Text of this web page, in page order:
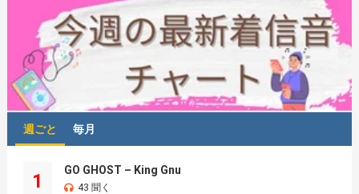
週ごと 毎月
1
GO GHOST – King Gnu
43 聞く